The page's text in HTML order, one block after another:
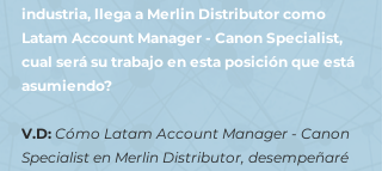
industria, llega a Merlin Distributor como
Latam Account Manager - Canon Specialist,
cual será su trabajo en esta posición que está
asumiendo?
V.D: Cómo Latam Account Manager - Canon
Specialist en Merlin Distributor, desempeñaré